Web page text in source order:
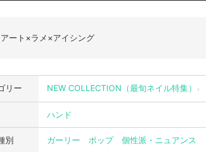
ート×ラメ×アイシング
リー NEW COLLECTION（最旬ネイル特集）
ハンド
別 ガーリー ポップ
個性派・ニュアンス